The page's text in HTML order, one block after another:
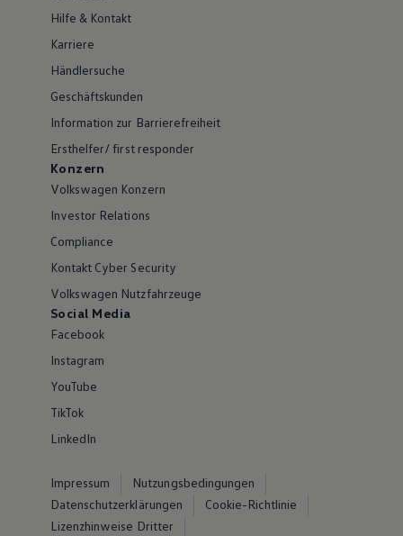
Hilfe & Kontakt
Karriere
Händlersuche
Geschäftskunden
Information zur Barrierefreiheit
Ersthelfer/ first responder
Konzern
Volkswagen Konzern
Investor Relations
Compliance
Kontakt Cyber Security
Volkswagen Nutzfahrzeuge
Social Media
Facebook
Instagram
YouTube
TikTok
LinkedIn
Impressum
Nutzungsbedingungen
Datenschutzerklärungen
Cookie-Richtlinie
Lizenzhinweise Dritter